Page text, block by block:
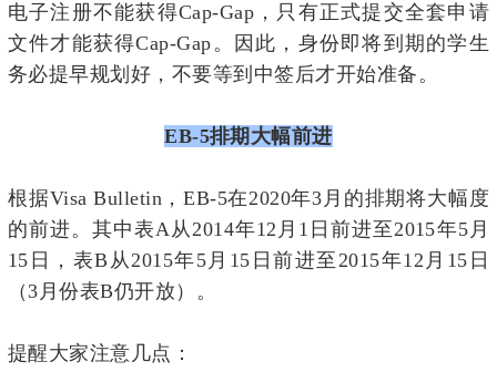
电子注册不能获得Cap-Gap，只有正式提交全套申请
文件才能获得Cap-Gap。因此，身份即将到期的学生
务必提早规划好，不要等到中签后才开始准备。
EB-5排期大幅前进
根据Visa Bulletin，EB-5在2020年3月的排期将大幅度
的前进。其中表A从2014年12月1日前进至2015年5月
15日，表B从2015年5月15日前进至2015年12月15日
（3月份表B仍开放）。
提醒大家注意几点：